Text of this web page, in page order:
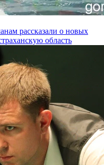
рассказали о новых
область